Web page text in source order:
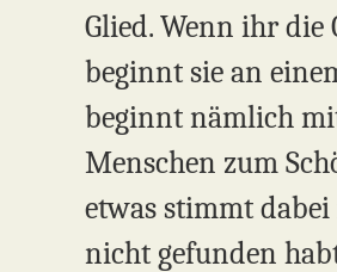
Glied. Wenn ihr die
beginnt sie an
beginnt nämlich
Menschen zum
etwas stimmt dabei
nicht gefunden